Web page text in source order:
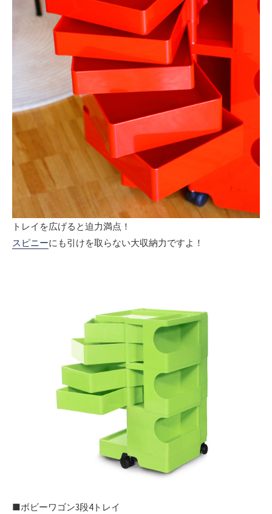
トレイを広げると迫力満点！
スピニーにも引けを取らない大収納力ですよ！
■ボビーワゴン3段4トレイ